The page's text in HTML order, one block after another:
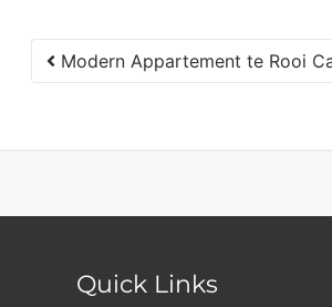
Modern Appartement te Rooi
Quick Links